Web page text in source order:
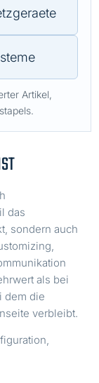
Artikel,
das
sondern auch
als bei
dem die
verbleibt.